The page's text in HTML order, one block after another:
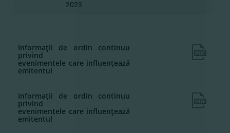
2023
Informaţii de ordin continuu
privind
evenimentele care influenţează
emitentul
Informaţii de ordin continuu
privind
evenimentele care influenţează
emitentul